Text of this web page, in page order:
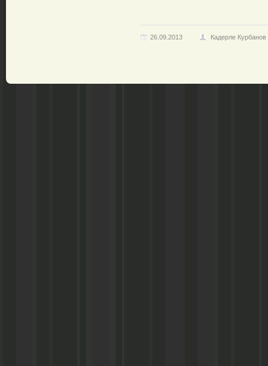
26.09.2013 Кадерле Курбанов